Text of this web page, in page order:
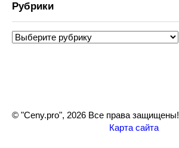
Рубрики
Рубрики
© "Ceny.pro", 2026 Все права защищены!
Карта сайта